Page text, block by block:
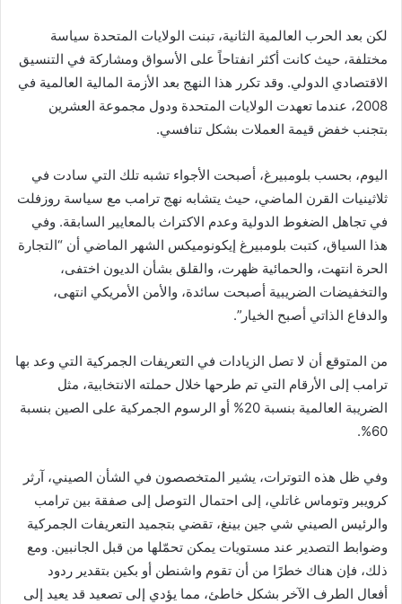
لكن بعد الحرب العالمية الثانية، تبنت الولايات المتحدة سياسة
مختلفة، حيث كانت أكثر انفتاحاً على الأسواق ومشاركة في التنسيق
الاقتصادي الدولي. وقد تكرر هذا النهج بعد الأزمة المالية العالمية في
2008، عندما تعهدت الولايات المتحدة ودول مجموعة العشرين
بتجنب خفض قيمة العملات بشكل تنافسي.
اليوم، بحسب بلومبيرغ، أصبحت الأجواء تشبه تلك التي سادت في
ثلاثينيات القرن الماضي، حيث يتشابه نهج ترامب مع سياسة روزفلت
في تجاهل الضغوط الدولية وعدم الاكتراث بالمعايير السابقة. وفي
هذا السياق، كتبت بلومبيرغ إيكونوميكس الشهر الماضي أن “التجارة
الحرة انتهت، والحمائية ظهرت، والقلق بشأن الديون اختفى،
والتخفيضات الضريبية أصبحت سائدة، والأمن الأمريكي انتهى،
والدفاع الذاتي أصبح الخيار”.
من المتوقع أن لا تصل الزيادات في التعريفات الجمركية التي وعد بها
ترامب إلى الأرقام التي تم طرحها خلال حملته الانتخابية، مثل
الضريبة العالمية بنسبة 20% أو الرسوم الجمركية على الصين بنسبة
60%.
وفي ظل هذه التوترات، يشير المتخصصون في الشأن الصيني، آرثر
كرويبر وتوماس غاتلي، إلى احتمال التوصل إلى صفقة بين ترامب
والرئيس الصيني شي جين بينغ، تقضي بتجميد التعريفات الجمركية
وضوابط التصدير عند مستويات يمكن تحمّلها من قبل الجانبين. ومع
ذلك، فإن هناك خطرًا من أن تقوم واشنطن أو بكين بتقدير ردود
أفعال الطرف الآخر بشكل خاطئ، مما يؤدي إلى تصعيد قد يعيد إلى